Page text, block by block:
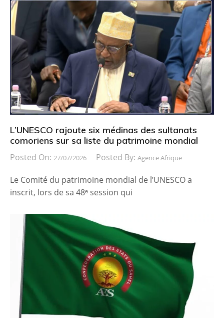
L’UNESCO rajoute six médinas des sultanats
comoriens sur sa liste du patrimoine mondial
Posted On: 27/07/2026 Posted By: Agence Afrique
Le Comité du patrimoine mondial de l’UNESCO a
inscrit, lors de sa 48ᵉ session qui